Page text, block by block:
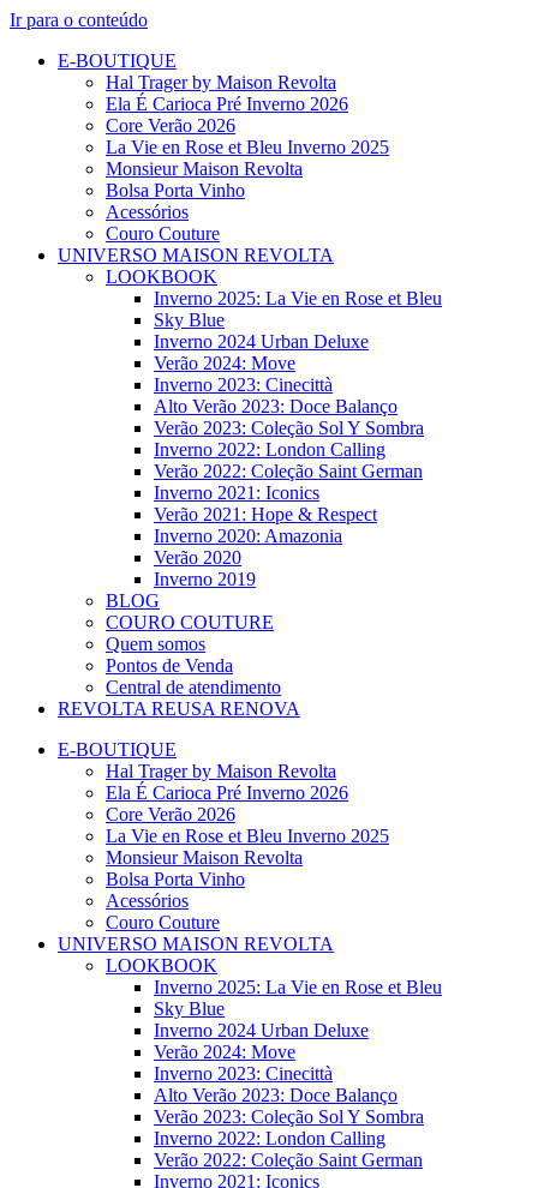
Ir para o conteúdo
E-BOUTIQUE
Hal Trager by Maison Revolta
Ela É Carioca Pré Inverno 2026
Core Verão 2026
La Vie en Rose et Bleu Inverno 2025
Monsieur Maison Revolta
Bolsa Porta Vinho
Acessórios
Couro Couture
UNIVERSO MAISON REVOLTA
LOOKBOOK
Inverno 2025: La Vie en Rose et Bleu
Sky Blue
Inverno 2024 Urban Deluxe
Verão 2024: Move
Inverno 2023: Cinecittà
Alto Verão 2023: Doce Balanço
Verão 2023: Coleção Sol Y Sombra
Inverno 2022: London Calling
Verão 2022: Coleção Saint German
Inverno 2021: Iconics
Verão 2021: Hope & Respect
Inverno 2020: Amazonia
Verão 2020
Inverno 2019
BLOG
COURO COUTURE
Quem somos
Pontos de Venda
Central de atendimento
REVOLTA REUSA RENOVA
E-BOUTIQUE
Hal Trager by Maison Revolta
Ela É Carioca Pré Inverno 2026
Core Verão 2026
La Vie en Rose et Bleu Inverno 2025
Monsieur Maison Revolta
Bolsa Porta Vinho
Acessórios
Couro Couture
UNIVERSO MAISON REVOLTA
LOOKBOOK
Inverno 2025: La Vie en Rose et Bleu
Sky Blue
Inverno 2024 Urban Deluxe
Verão 2024: Move
Inverno 2023: Cinecittà
Alto Verão 2023: Doce Balanço
Verão 2023: Coleção Sol Y Sombra
Inverno 2022: London Calling
Verão 2022: Coleção Saint German
Inverno 2021: Iconics